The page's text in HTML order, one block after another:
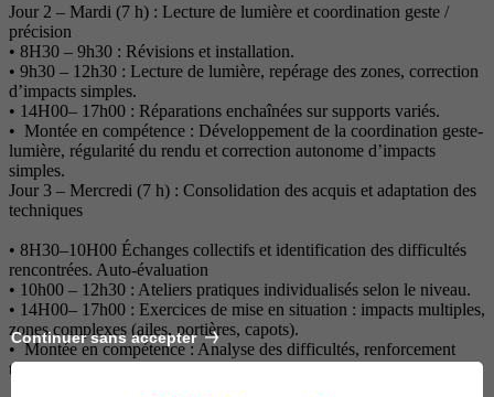
Jour 2 – Mardi (7 h) : Lecture de lumière et coordination geste /
précision
• 8H30 – 9h30 : Révisions et installation.
• 9h30 – 12h30 : Lecture de lumière, repérage des zones, correction
d’impacts simples.
• 14H00– 17h00 : Réparations enchaînées sur supports variés.
• Montée en compétence : Développement de la coordination geste-
lumière, régularité du rendu et correction autonome d’impacts
simples.
Jour 3 – Mercredi (7 h) : Consolidation des acquis et adaptation des
techniques
• 8H30–10H00 Échanges collectifs et identification des difficultés
rencontrées. Auto-évaluation
• 10h00 – 12h30 : Ateliers pratiques individualisés selon le niveau.
• 14H00– 17h00 : Exercices de mise en situation : impacts multiples,
zones complexes (ailes, portières, capots).
• Montée en compétence : Analyse des difficultés, renforcement
technique et consolidation de la précision gestuelle.
Continuer sans accepter